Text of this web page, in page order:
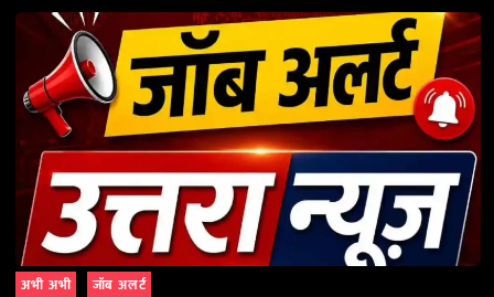
अभी अभी जॉब अलर्ट